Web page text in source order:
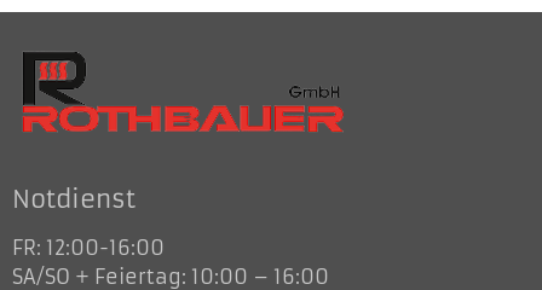
Notdienst
FR: 12:00-16:00
SA/SO + Feiertag: 10:00 – 16:00